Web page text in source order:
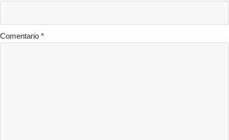
Comentario *